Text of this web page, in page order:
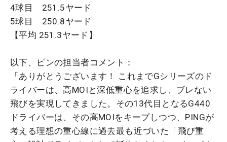
4球目 251.5ヤード
5球目 250.8ヤード
【平均 251.3ヤード】
以下、ピンの担当者コメント：
「ありがとうございます！ これまでGシリーズのド
ライバーは、高MOIと深低重心を追求し、ブレない
飛びを実現してきました。その13代目となるG440
ドライバーは、その高MOIをキープしつつ、PINGが
考える理想の重心線に過去最も近づいた「飛び重